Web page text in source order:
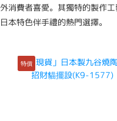
外消費者喜愛。其獨特的製作
日本特色伴手禮的熱門選擇。
特價